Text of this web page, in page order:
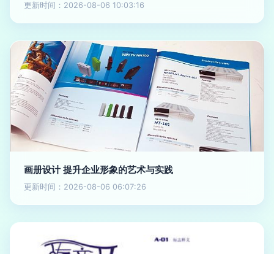
更新时间：2026-08-06 10:03:16
画册设计 提升企业形象的艺术与实践
更新时间：2026-08-06 06:07:26